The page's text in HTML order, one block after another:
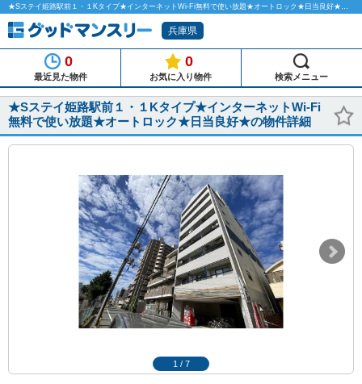
★Sステイ姫路駅前１・１Kタイプ★インターネットWi-Fi無料で使い放題★オートロック★日当良好★のマンスリーマンション物件詳細「グッドマンスリー」
兵庫県
0
最近見た物件
0
お気に入り物件 検索メニュー
★Sステイ姫路駅前１・１Kタイプ★インターネットWi-Fi
無料で使い放題★オートロック★日当良好★の物件詳細
1 / 7